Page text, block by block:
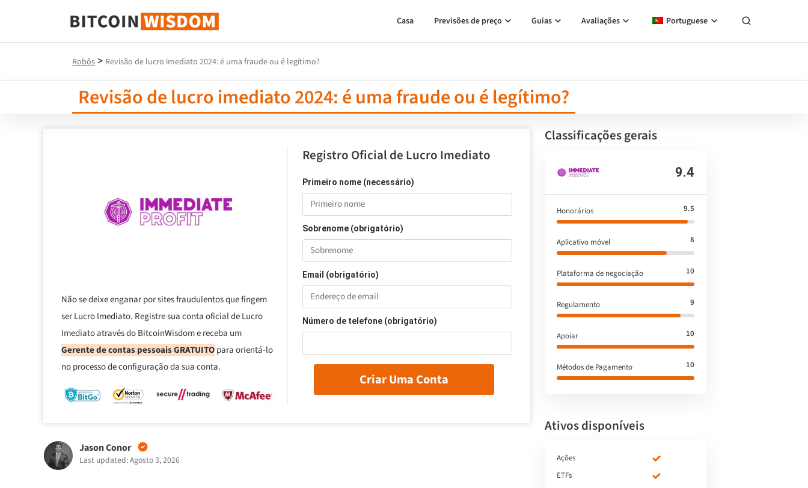
Sabedoria do Bitcoin
Casa Previsões de preço Guias Avaliações Portuguese
Robôs > Revisão de lucro imediato 2024: é uma fraude ou é legítimo?
Revisão de lucro imediato 2024: é uma fraude ou é legítimo?
Não se deixe enganar por sites fraudulentos que fingem
ser Lucro Imediato. Registre sua conta oficial de Lucro
Imediato através do BitcoinWisdom e receba um
Gerente de contas pessoais GRATUITOpara orientá-lo
no processo de configuração da sua conta.
Registro Oficial de Lucro Imediato
Primeiro nome (necessário)
Sobrenome (obrigatório)
Email (obrigatório)
Número de telefone (obrigatório)
Criar Uma Conta
Jason Conor
Last updated: Agosto 3, 2026
Classificações gerais
9.4
Honorários 9.5
Aplicativo móvel 8
Plataforma de negociação 10
Regulamento 9
Apoiar 10
Métodos de Pagamento 10
Ativos disponíveis
Ações
ETFs